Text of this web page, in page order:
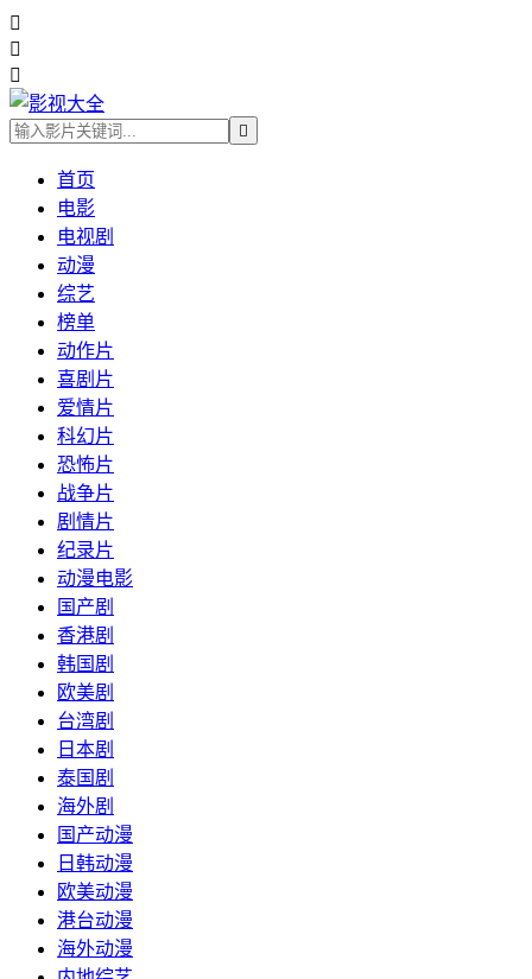




首页
电影
电视剧
动漫
综艺
榜单
动作片
喜剧片
爱情片
科幻片
恐怖片
战争片
剧情片
纪录片
动漫电影
国产剧
香港剧
韩国剧
欧美剧
台湾剧
日本剧
泰国剧
海外剧
国产动漫
日韩动漫
欧美动漫
港台动漫
海外动漫